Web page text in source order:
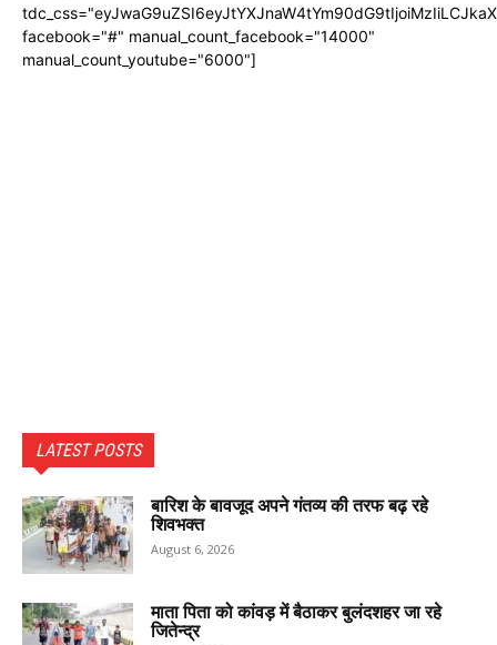
facebook="#" manual_count_facebook="14000"
manual_count_youtube="6000"]
LATEST POSTS
बारिश के बावजूद अपने गंतव्य की तरफ बढ़ रहे
शिवभक्त
August 6, 2026
माता पिता को कांवड़ में बैठाकर बुलंदशहर जा रहे
जितेन्द्र